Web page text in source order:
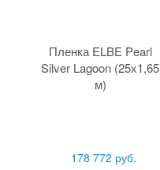
Пленка ELBE Pearl
Silver Lagoon (25х1,65
м)
178 772 руб.